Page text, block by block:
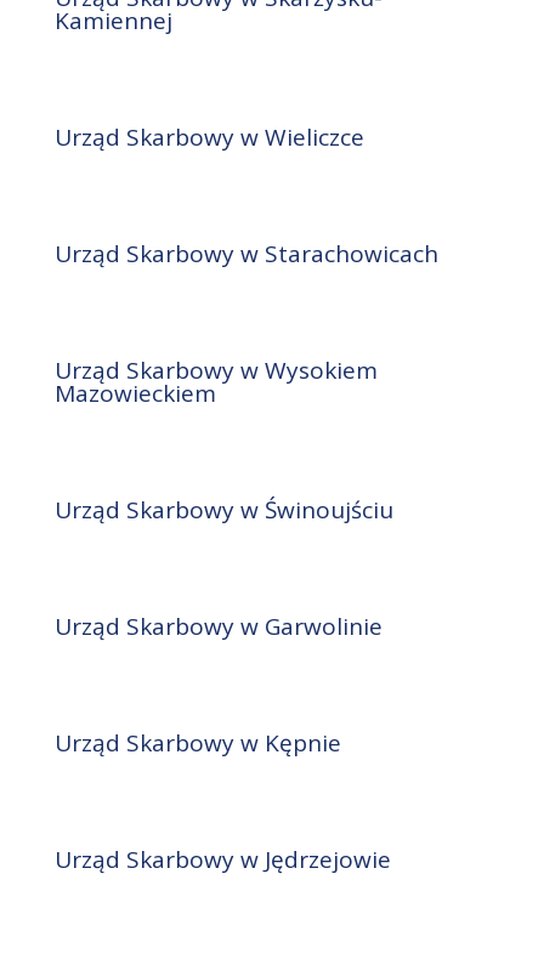
Kamiennej
Urząd Skarbowy w Wieliczce
Urząd Skarbowy w Starachowicach
Urząd Skarbowy w Wysokiem
Mazowieckiem
Urząd Skarbowy w Świnoujściu
Urząd Skarbowy w Garwolinie
Urząd Skarbowy w Kępnie
Urząd Skarbowy w Jędrzejowie